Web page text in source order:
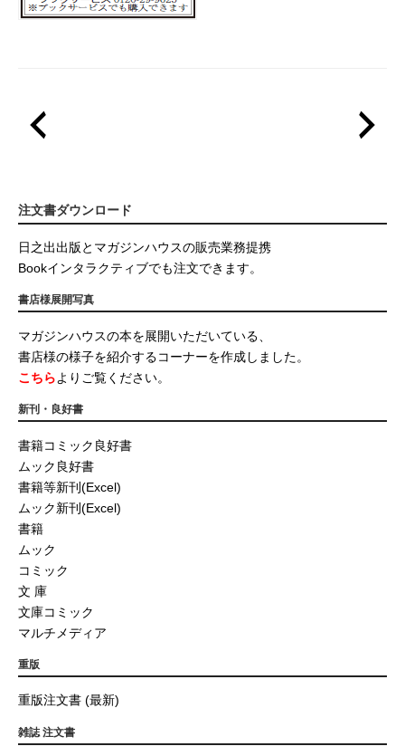
注文書ダウンロード
日之出出版とマガジンハウスの販売業務提携
Bookインタラクティブでも注文できます。
書店様展開写真
マガジンハウスの本を展開いただいている、
書店様の様子を紹介するコーナーを作成しました。
こちらよりご覧ください。
新刊・良好書
書籍コミック良好書
ムック良好書
書籍等新刊(Excel)
ムック新刊(Excel)
書籍
ムック
コミック
文 庫
文庫コミック
マルチメディア
重版
重版注文書 (最新)
雑誌 注文書